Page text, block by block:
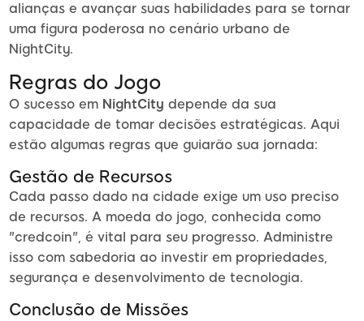
alianças e avançar suas habilidades para se tornar
uma figura poderosa no cenário urbano de
NightCity.
Regras do Jogo
O sucesso em NightCity depende da sua
capacidade de tomar decisões estratégicas. Aqui
estão algumas regras que guiarão sua jornada:
Gestão de Recursos
Cada passo dado na cidade exige um uso preciso
de recursos. A moeda do jogo, conhecida como
"credcoin", é vital para seu progresso. Administre
isso com sabedoria ao investir em propriedades,
segurança e desenvolvimento de tecnologia.
Conclusão de Missões